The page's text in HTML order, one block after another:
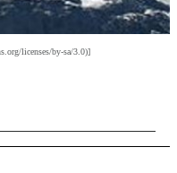
licenses/by-sa/3.0)]